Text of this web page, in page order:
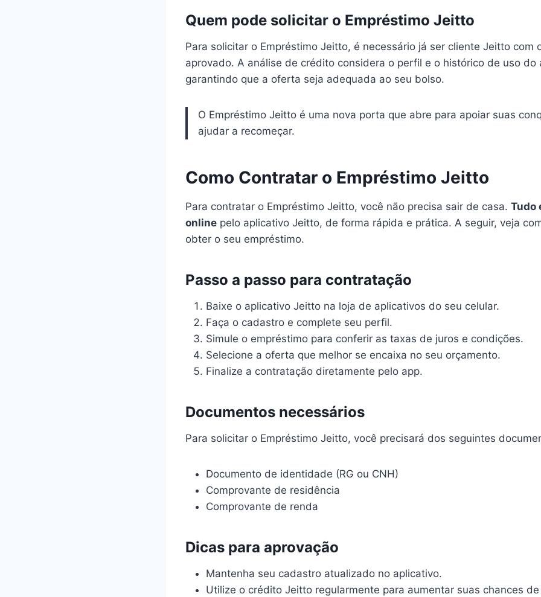
Quem pode solicitar o Empréstimo Jeitto
Para solicitar o Empréstimo Jeitto, é necessário já ser cliente Jeitto com
aprovado. A análise de crédito considera o perfil e o histórico de uso do
garantindo que a oferta seja adequada ao seu bolso.
O Empréstimo Jeitto é uma nova porta que abre para apoiar suas
ajudar a recomeçar.
Como Contratar o Empréstimo Jeitto
Para contratar o Empréstimo Jeitto, você não precisa sair de casa. Tudo
online pelo aplicativo Jeitto, de forma rápida e prática. A seguir, veja
obter o seu empréstimo.
Passo a passo para contratação
Baixe o aplicativo Jeitto na loja de aplicativos do seu celular.
Faça o cadastro e complete seu perfil.
Simule o empréstimo para conferir as taxas de juros e condições.
Selecione a oferta que melhor se encaixa no seu orçamento.
Finalize a contratação diretamente pelo app.
Documentos necessários
Para solicitar o Empréstimo Jeitto, você precisará dos seguintes
Documento de identidade (RG ou CNH)
Comprovante de residência
Comprovante de renda
Dicas para aprovação
Mantenha seu cadastro atualizado no aplicativo.
Utilize o crédito Jeitto regularmente para aumentar suas chances